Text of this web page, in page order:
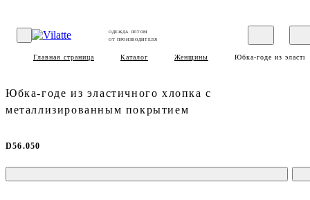
ОДЕЖДА ОПТОМ
ОТ ПРОИЗВОДИТЕЛЯ
Главная страница Каталог Женщины Юбка-годе из
Юбка-годе из эластичного хлопка с
металлизированным покрытием
D56.050